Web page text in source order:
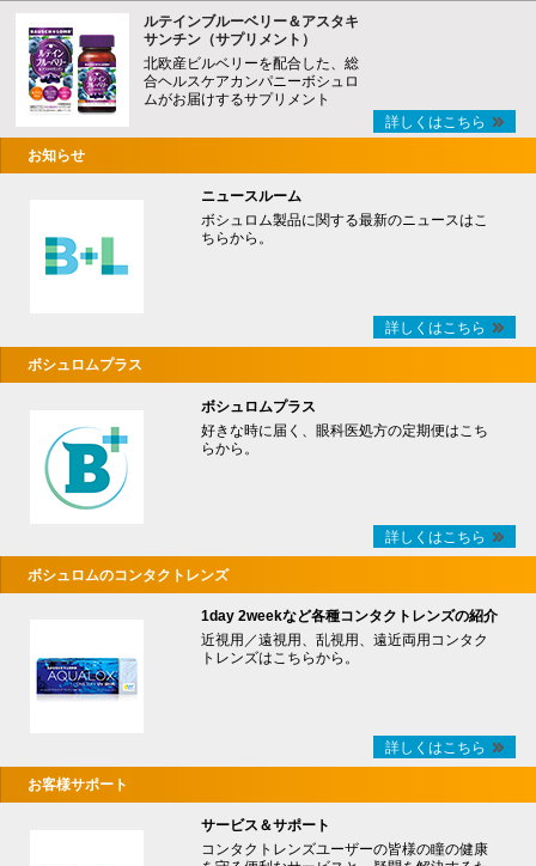
ルテインブルーベリー＆アスタキ
サンチン（サプリメント）
北欧産ビルベリーを配合した、総
合ヘルスケアカンパニーボシュロ
ムがお届けするサプリメント
詳しくはこちら
お知らせ
ニュースルーム
ボシュロム製品に関する最新のニュースはこ
ちらから。
詳しくはこちら
ボシュロムプラス
ボシュロムプラス
好きな時に届く、眼科医処方の定期便はこち
らから。
詳しくはこちら
ボシュロムのコンタクトレンズ
1day 2weekなど各種コンタクトレンズの紹介
近視用／遠視用、乱視用、遠近両用コンタク
トレンズはこちらから。
詳しくはこちら
お客様サポート
サービス＆サポート
コンタクトレンズユーザーの皆様の瞳の健康